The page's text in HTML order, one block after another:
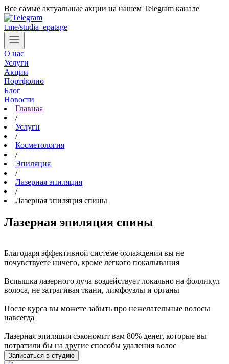
Все самые актуальные акции на нашем Telegram канале
t.me/studia_epatage
О нас
Услуги
Акции
Портфолио
Блог
Новости
Цены
Контакты
Cтудии в Москве
ул. Партизанская, д. 24
+7 (903) 184-44-49
м. Бунинская аллея
ул. Адмирала Лазарева, д. 55
+7 (909) 999-43-38
м. Бульвар Дмитрия Донского
ул. Маршала Савицкого, д. 8
Главная
/
Услуги
/
Косметология
/
Эпиляция
/
Лазерная эпиляция
/
Лазерная эпиляция спины
Лазерная эпиляция спины
Благодаря эффективной системе охлаждения вы не
почувствуете ничего, кроме легкого покалывания
Вспышка лазерного луча воздействует локально на фолликул
волоса, не затрагивая ткани, лимфоузлы и органы
После курса вы можете забыть про нежелательные волосы
навсегда
Лазерная эпиляция сэкономит вам 80% денег, которые вы
потратили бы на другие способы удаления волос
Записаться в студию